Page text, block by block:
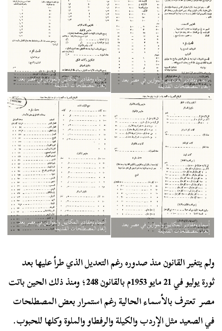
أسماء ومقادير المكاييل والموازين في مصر بعد
إلغاء المصطلحات القديمة
أسماء ومقادير المكاييل والموازين في مصر بعد
إلغاء المصطلحات القديمة
أسماء ومقادير المكاييل والموازين في مصر بعد
إلغاء المصطلحات القديمة
أسماء ومقادير المكاييل والموازين في مصر بعد
إلغاء المصطلحات القديمة
ولم يتغير القانون منذ صدوره رغم التعديل الذي طرأ عليها بعد
ثورة يوليو في 21 مايو 1953م بالقانون 248؛ ومنذ ذلك الحين باتت
مصر تعترف بالأسماء الحالية رغم استمرار بعض المصطلحات
في الصعيد مثل الإردب والكيلة والرفطاو والملوة وكلها للحبوب.